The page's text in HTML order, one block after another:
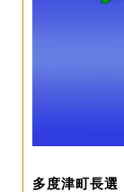
多度津町長